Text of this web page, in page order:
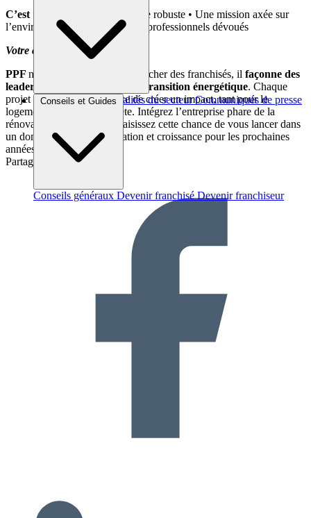
Brèves et actus Actualités du secteur Communiqués de presse
Conseils et Guides
Conseils généraux Devenir franchisé Devenir franchiseur
C’est :
• Un modèle économique robuste • Une mission axée sur
l’environnement • Un réseau de professionnels dévoués
Votre chance débute ici.
PPF ne se contente pas d’embaucher des franchisés, il façonne des
leaders dans le domaine de la transition énergétique. Chaque
projet représente une chance de créer un impact, tant pour le
logement que pour la planète. Intégrez l’entreprise phare de la
rénovation énergétique et saisissez cette chance de vous lancer dans
un domaine à forte signification et croissance pour les prochaines
années !
Partager sur :